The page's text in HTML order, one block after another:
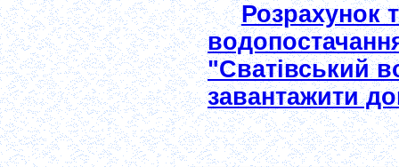
Розрахунок
"Сватівський
завантажити